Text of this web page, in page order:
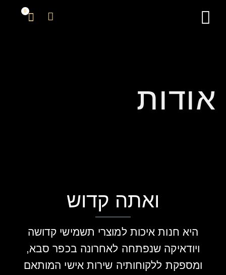
0
אודות
ואתה קדוש
היא חנות איכות למוצרי תשמישי קדושה
ויודאיקה שנפתחה לאחרונה בכפר סבא,
ומספקת ללקוחותיה שירות אישי המותאם